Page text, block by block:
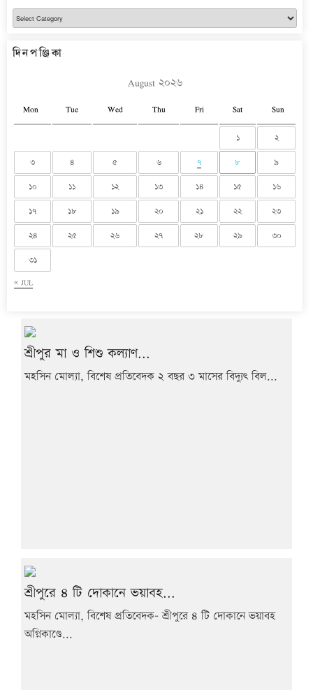
বিভাগ
দিনপঞ্জিকা
August ২০২৬
Mon Tue Wed Thu Fri Sat Sun
« JUL
১ ২
৩ ৪ ৫ ৬ ৭ ৮ ৯
১০ ১১ ১২ ১৩ ১৪ ১৫ ১৬
১৭ ১৮ ১৯ ২০ ২১ ২২ ২৩
২৪ ২৫ ২৬ ২৭ ২৮ ২৯ ৩০
৩১
শ্রীপুর মা ও শিশু কল্যাণ...
মহসিন মোল্যা, বিশেষ প্রতিবেদক ২ বছর ৩ মাসের বিদ্যুৎ বিল...
শ্রীপুরে ৪ টি দোকানে ভয়াবহ...
মহসিন মোল্যা, বিশেষ প্রতিবেদক- শ্রীপুরে ৪ টি দোকানে ভয়াবহ
অগ্নিকাণ্ডে...